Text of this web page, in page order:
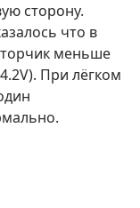
сторону.
что в
меньше
При лёгком